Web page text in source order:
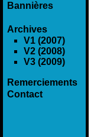
Bannières
Archives
V1 (2007)
V2 (2008)
V3 (2009)
Remerciements
Contact